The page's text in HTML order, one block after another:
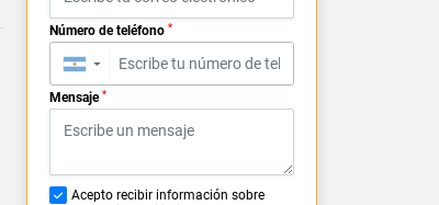
Número de teléfono *
▼
Mensaje *
Acepto recibir información sobre